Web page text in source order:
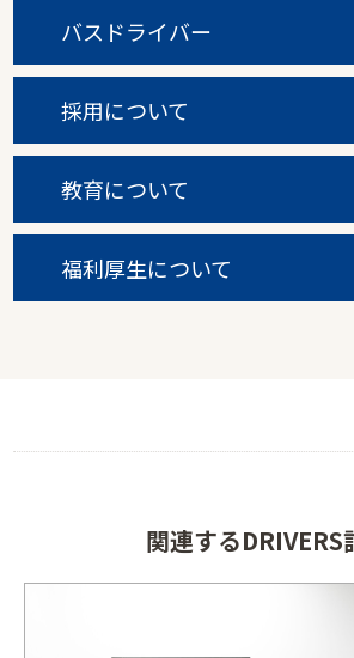
バスドライバー
採用について
教育について
福利厚生について
関連するDRIVERS